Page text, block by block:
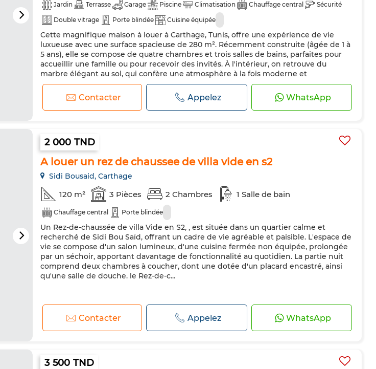
Jardin Terrasse Garage Piscine Climatisation Chauffage central
Sécurité
Double vitrage
Porte blindée Cuisine équipée
Cette magnifique maison à louer à Carthage, Tunis, offre une expérience de vie
luxueuse avec une surface spacieuse de 280 m². Récemment construite (âgée de 1 à
5 ans), elle se compose de quatre chambres et trois salles de bains, parfaites pour
accueillir une famille ou pour recevoir des invités. À l'intérieur, on retrouve du
marbre élégant au sol, qui confère une atmosphère à la fois moderne et
sophistiquée. La cuisine est entièrement équipée...
Contacter Appelez WhatsApp
2 000 TND
A louer un rez de chaussee de villa vide en s2
Sidi Bousaid, Carthage
120 m² 3 Pièces 2 Chambres 1 Salle de bain
Chauffage central Porte blindée
Un Rez-de-chaussée de villa Vide en S2, , est située dans un quartier calme et
recherché de Sidi Bou Saïd, offrant un cadre de vie agréable et paisible. L'espace de
vie se compose d'un salon lumineux, d'une cuisine fermée non équipée, prolongée
par un séchoir, apportant davantage de fonctionnalité au quotidien. La partie nuit
comprend deux chambres à coucher, dont une dotée d'un placard encastré, ainsi
qu'une salle de douche. le Rez-de-c...
Contacter Appelez WhatsApp
3 500 TND